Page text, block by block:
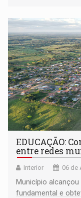
EDUCAÇÃO:
entre redes
Interior 06 de
Município
fundamental e